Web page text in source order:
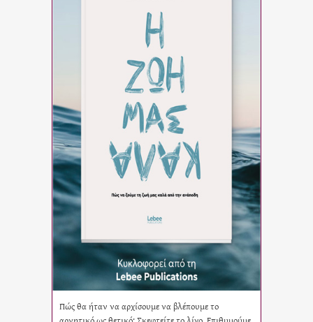
Πώς θα ήταν να αρχίσουμε να βλέπουμε το